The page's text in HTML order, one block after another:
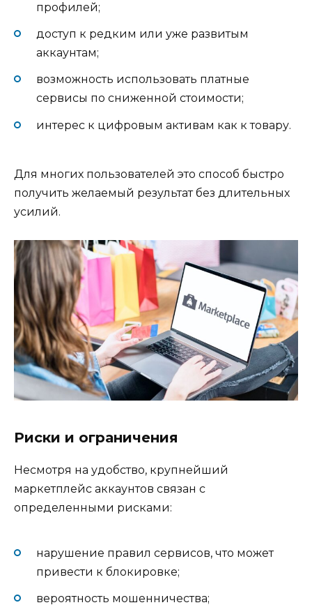
профилей;
доступ к редким или уже развитым
аккаунтам;
возможность использовать платные
сервисы по сниженной стоимости;
интерес к цифровым активам как к товару.
Для многих пользователей это способ быстро
получить желаемый результат без длительных
усилий.
Риски и ограничения
Несмотря на удобство, крупнейший
маркетплейс аккаунтов связан с
определенными рисками:
нарушение правил сервисов, что может
привести к блокировке;
вероятность мошенничества;